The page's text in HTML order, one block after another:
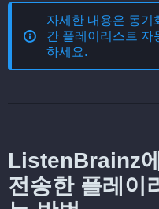
자세한 내용은 동기
간 플레이리스트 자
하세요.
ListenBrainz
전송한 플레이